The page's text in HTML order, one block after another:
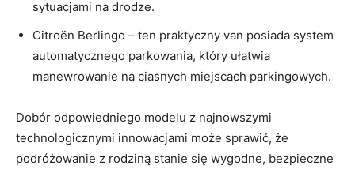
sytuacjami na⁤ drodze.
Citroën Berlingo – ten praktyczny‌ van posiada system ​
automatycznego parkowania, który ułatwia
manewrowanie na ciasnych miejscach parkingowych.
Dobór odpowiedniego modelu z najnowszymi
technologicznymi innowacjami‌ może sprawić, że⁤
podróżowanie z rodziną stanie się wygodne, bezpieczne